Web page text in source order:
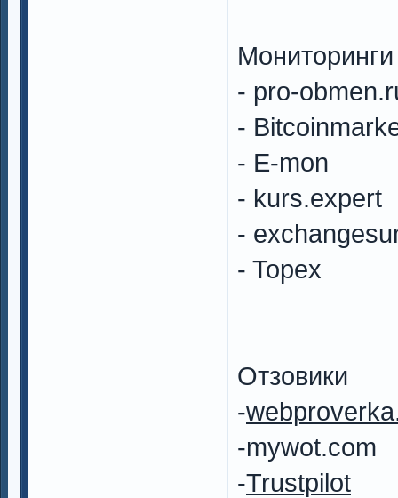
- pro-
-
- E-mon
- kurs.expert
-
- Topex
Отзовики
-
-mywot.com
-Trustpilot